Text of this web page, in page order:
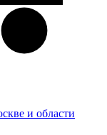
и области